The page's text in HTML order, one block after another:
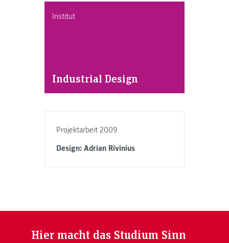
Institut
Industrial Design
Projektarbeit 2009
Design: Adrian Rivinius
Hier macht das Studium Sinn